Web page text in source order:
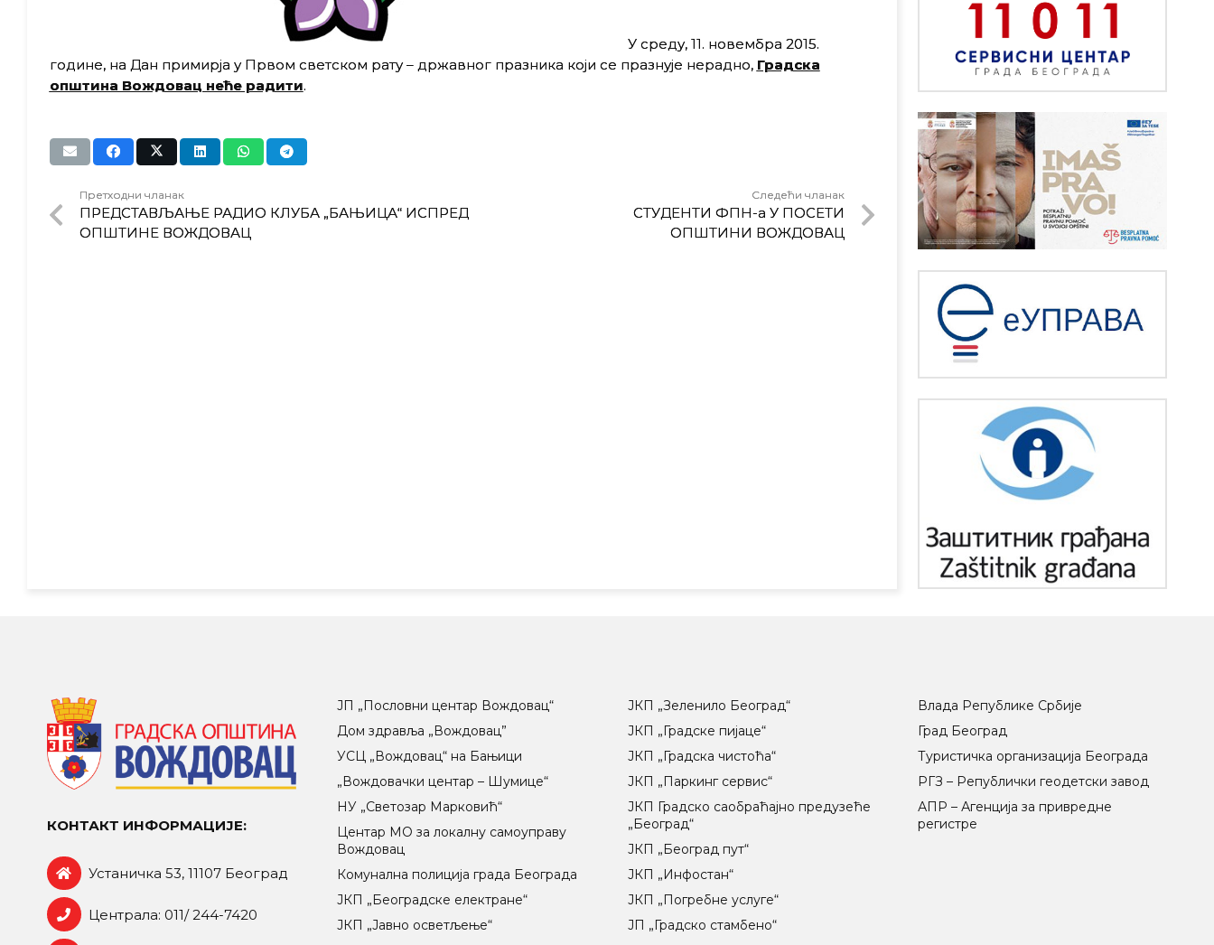
У среду, 11. новембра 2015.
године, на Дан примирја у Првом светском рату – државног празника који се празнује нерадно, Градска
општина Вождовац неће радити.
Претходни чланак
ПРЕДСТАВЉАЊЕ РАДИО КЛУБА „БАЊИЦА“ ИСПРЕД
ОПШТИНЕ ВОЖДОВАЦ
Следећи чланак
СТУДЕНТИ ФПН-а У ПОСЕТИ
ОПШТИНИ ВОЖДОВАЦ
КОНТАКТ ИНФОРМАЦИЈЕ:
Устаничка 53, 11107 Београд
Централа: 011/ 244-7420
ЈП „Пословни центар Вождовац“
Дом здравља „Вождовац”
УСЦ „Вождовац“ на Бањици
„Вождовачки центар – Шумице“
НУ „Светозар Марковић“
Центар МO за локалну самоуправу
Вождовац
Комунална полиција града Београда
ЈКП „Београдске електране“
ЈКП „Јавно осветљење“
ЈКП „Зеленило Београд“
ЈКП „Градске пијаце“
ЈКП „Градска чистоћа“
ЈКП „Паркинг сервис“
ЈКП Градско саобраћајно предузеће
„Београд“
ЈКП „Београд пут“
ЈКП „Инфостан“
ЈКП „Погребне услуге“
ЈП „Градско стамбено“
Влада Републике Србије
Град Београд
Туристичка организација Београда
РГЗ – Републички геодетски завод
АПР – Агенција за привредне
регистре